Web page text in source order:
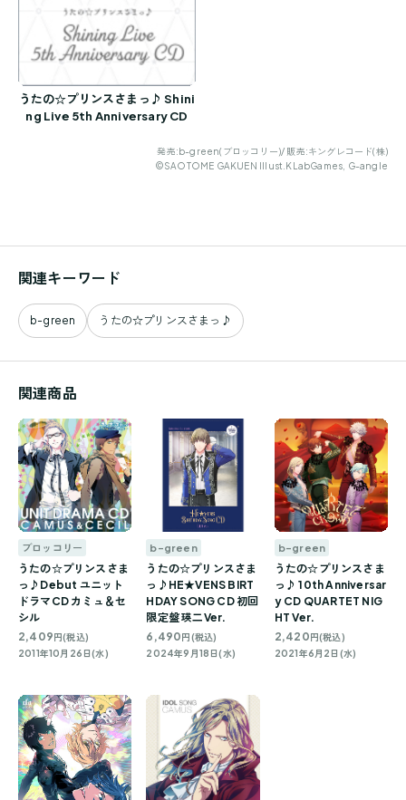
うたの☆プリンスさまっ♪ Shini
ng Live 5th Anniversary CD
発売:b-green(ブロッコリー)/ 販売:キングレコード(株)
©SAOTOME GAKUEN Illust.KLabGames, G-angle
関連キーワード
b-green うたの☆プリンスさまっ♪
関連商品
ブロッコリー
うたの☆プリンスさま
っ♪Debut ユニット
ドラマCD カミュ＆セ
シル
2,409円(税込)
2011年10月26日(水)
b-green
うたの☆プリンスさま
っ♪HE★VENS BIRT
HDAY SONG CD 初回
限定盤 瑛二Ver.
6,490円(税込)
2024年9月18日(水)
b-green
うたの☆プリンスさま
っ♪ 10th Anniversar
y CD QUARTET NIG
HT Ver.
2,420円(税込)
2021年6月2日(水)